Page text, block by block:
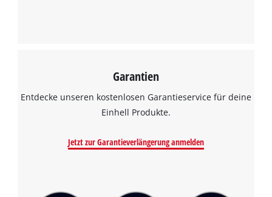
Garantien
Entdecke unseren kostenlosen Garantieservice für deine
Einhell Produkte.
Jetzt zur Garantieverlängerung anmelden